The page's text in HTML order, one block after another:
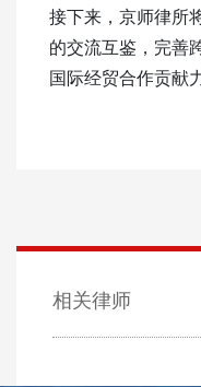
接下来，京师律所
的交流互鉴，完善
国际经贸合作贡献
相关律师